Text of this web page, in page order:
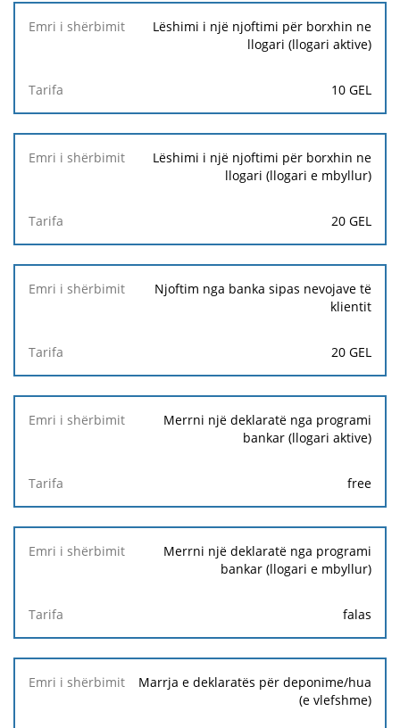
Lëshimi i një njoftimi për borxhin ne
llogari (llogari aktive)
10 GEL
Lëshimi i një njoftimi për borxhin ne
llogari (llogari e mbyllur)
20 GEL
Njoftim nga banka sipas nevojave të
klientit
20 GEL
Merrni një deklaratë nga programi
bankar (llogari aktive)
free
Merrni një deklaratë nga programi
bankar (llogari e mbyllur)
falas
Marrja e deklaratës për deponime/hua
(e vlefshme)